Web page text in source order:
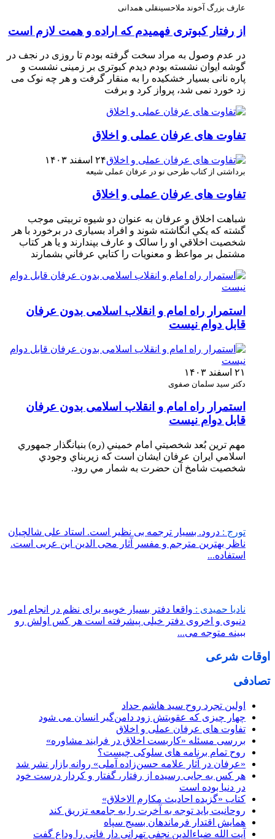
عارف بزرگ آخوند ملاحسینقلی همدانی
از رفتار کبوتری فهمیدم که اراده و همت لازم است
در عدم وصول به مراد سخت گرفته بودم تا روزی در نجف در
گوشه ایوان نشسته بودم دیدم کبوتری بر زمینی نشست و
پاره نانی بسیار خشکیده را به منقار گرفت و هر چه نوک می
زد خورد نمی شد، پرواز کرد و برفت
تفاوت های عرفان عملی و اخلاق
۲۴ اسفند ۱۴۰۳
برداشتی از کتاب طرحی نو در عرفان عملی شیعه
تفاوت های عرفان عملی و اخلاق
شباهت اخلاق و عرفان به عنوان دو شیوه تربیتی موجب
گشته که يكي انگاشته شوند و افراد بسیاری در برخورد با هر
شخصيت اخلاقي او را سالک و عارف بپندارند و يا هر کتاب
مشتمل بر مواعظ و معنويات را کتابي عرفاني بشمارند
استمرار راه امام و انقلاب اسلامی بدون عرفان
قابل دوام نیست
۲۱ اسفند ۱۴۰۳
دکتر سید سلمان صفوی
استمرار راه امام و انقلاب اسلامی بدون عرفان
قابل دوام نیست
مهم ترين بُعد شخصيتي امام خميني (ره) بنيانگذار جمهوري
اسلامي ايران عرفان ايشان است كه زيربناي وجودي
شخصيت شامخ آن حضرت به شمار مي رود.
تورج : درود. بسیار ترجمه بی نظیر است. استاد علی شالچیان
ناظر بهترین مترجم و مفسر آثار محی الدین ابن عربی است.
استفاده...
نادیا حمیدی : واقعا دفتر بسیار خوبیه برای نظم در انجام امور
دنیوی و اخروی دفتر خیلی پیشرفته است هر کس اولش رو
ببینه متوجه می...
اوقات شرعی
تصادفی
اولین تجرد روح سید هاشم حداد
چهار چیزی که عقوبتش زود دامن‌گیر انسان می شود
تفاوت های عرفان عملی و اخلاق
بررسی مسئله «کاربست اخلاق در فرایند مشاوره»
روح تمام برنامه های سلوکی چیست؟
«عرفان در آثار علامه حسن‌زاده آملی» روانه بازار نشر شد
هر کس به جایی رسیده از رفتار، گفتار و کردار درست خود
در دنیا بوده است
کتاب «گزیده احادیث مکارم الاخلاق»
روحانیت باید توجه به آخرت را به جامعه تزریق کند
همایش اقتدار فرماندهان بسیج سپاه
آیت الله ضیاءالدین نجفی تهرانی دار فانی را وداع گفت